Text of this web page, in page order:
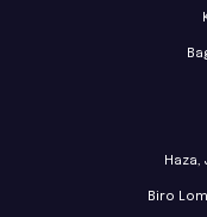
Haza,
Biro